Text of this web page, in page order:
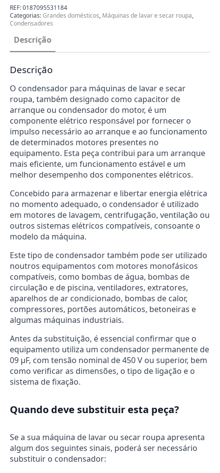
450V
REF:0187095531184
Categorias:Grandes domésticos, Máquinas de lavar e secar roupa,
Condensadores
Descrição
Descrição
O condensador para máquinas de lavar e secar
roupa, também designado como capacitor de
arranque ou condensador do motor, é um
componente elétrico responsável por fornecer o
impulso necessário ao arranque e ao funcionamento
de determinados motores presentes no
equipamento. Esta peça contribui para um arranque
mais eficiente, um funcionamento estável e um
melhor desempenho dos componentes elétricos.
Concebido para armazenar e libertar energia elétrica
no momento adequado, o condensador é utilizado
em motores de lavagem, centrifugação, ventilação ou
outros sistemas elétricos compatíveis, consoante o
modelo da máquina.
Este tipo de condensador também pode ser utilizado
noutros equipamentos com motores monofásicos
compatíveis, como bombas de água, bombas de
circulação e de piscina, ventiladores, extratores,
aparelhos de ar condicionado, bombas de calor,
compressores, portões automáticos, betoneiras e
algumas máquinas industriais.
Antes da substituição, é essencial confirmar que o
equipamento utiliza um condensador permanente de
09 μF, com tensão nominal de 450 V ou superior, bem
como verificar as dimensões, o tipo de ligação e o
sistema de fixação.
Quando deve substituir esta peça?
Se a sua máquina de lavar ou secar roupa apresenta
algum dos seguintes sinais, poderá ser necessário
substituir o condensador: